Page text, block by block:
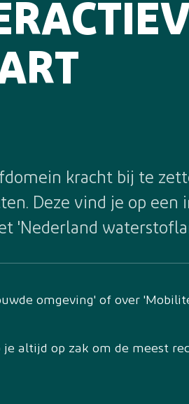
kracht bij te
Deze vind je op een
'Nederland
omgeving' of over
altijd op zak om de meest